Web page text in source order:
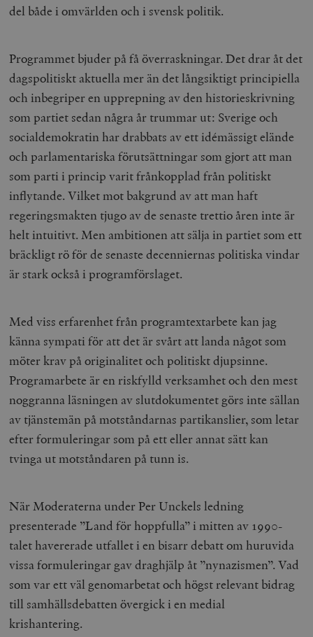
del både i omvärlden och i svensk politik.
Programmet bjuder på få överraskningar. Det drar åt det
dagspolitiskt aktuella mer än det långsiktigt principiella
och inbegriper en upprepning av den historieskrivning
som partiet sedan några år trummar ut: Sverige och
socialdemokratin har drabbats av ett idémässigt elände
och parlamentariska förutsättningar som gjort att man
som parti i princip varit frånkopplad från politiskt
inflytande. Vilket mot bakgrund av att man haft
regeringsmakten tjugo av de senaste trettio åren inte är
helt intuitivt. Men ambitionen att sälja in partiet som ett
bräckligt rö för de senaste decenniernas politiska vindar
är stark också i programförslaget.
Med viss erfarenhet från programtextarbete kan jag
känna sympati för att det är svårt att landa något som
möter krav på originalitet och politiskt djupsinne.
Programarbete är en riskfylld verksamhet och den mest
noggranna läsningen av slutdokumentet görs inte sällan
av tjänstemän på motståndarnas partikanslier, som letar
efter formuleringar som på ett eller annat sätt kan
tvinga ut motståndaren på tunn is.
När Moderaterna under Per Unckels ledning
presenterade ”Land för hoppfulla” i mitten av 1990-
talet havererade utfallet i en bisarr debatt om huruvida
vissa formuleringar gav draghjälp åt ”nynazismen”. Vad
som var ett väl genomarbetat och högst relevant bidrag
till samhällsdebatten övergick i en medial
krishantering.